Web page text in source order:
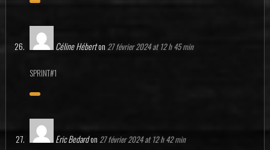
Céline Héberton 27 février 2024 at 12 h 45 min
SPRINT#1
Eric Bedardon 27 février 2024 at 12 h 42 min